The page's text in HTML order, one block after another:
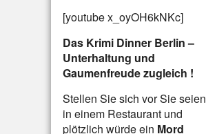
[youtube x_oyOH6kNKc]
Das Krimi Dinner Berlin –
Unterhaltung und
Gaumenfreude zugleich !
Stellen Sie sich vor Sie seien
in einem Restaurant und
plötzlich würde ein Mord